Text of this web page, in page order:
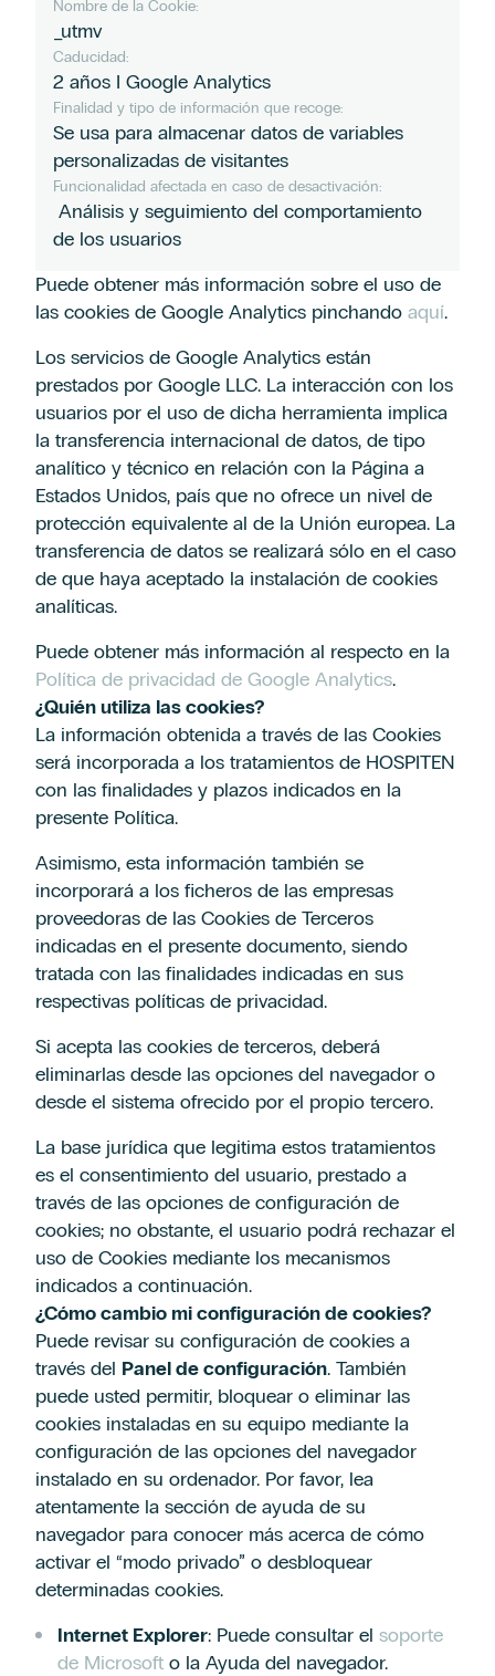
Nombre de la Cookie:
_utmv
Caducidad:
2 años I Google Analytics
Finalidad y tipo de información que recoge:
Se usa para almacenar datos de variables
personalizadas de visitantes
Funcionalidad afectada en caso de desactivación:
Análisis y seguimiento del comportamiento
de los usuarios
Puede obtener más información sobre el uso de
las cookies de Google Analytics pinchando aquí.
Los servicios de Google Analytics están
prestados por Google LLC. La interacción con los
usuarios por el uso de dicha herramienta implica
la transferencia internacional de datos, de tipo
analítico y técnico en relación con la Página a
Estados Unidos, país que no ofrece un nivel de
protección equivalente al de la Unión europea. La
transferencia de datos se realizará sólo en el caso
de que haya aceptado la instalación de cookies
analíticas.
Puede obtener más información al respecto en la
Política de privacidad de Google Analytics.
¿Quién utiliza las cookies?
La información obtenida a través de las Cookies
será incorporada a los tratamientos de HOSPITEN
con las finalidades y plazos indicados en la
presente Política.
Asimismo, esta información también se
incorporará a los ficheros de las empresas
proveedoras de las Cookies de Terceros
indicadas en el presente documento, siendo
tratada con las finalidades indicadas en sus
respectivas políticas de privacidad.
Si acepta las cookies de terceros, deberá
eliminarlas desde las opciones del navegador o
desde el sistema ofrecido por el propio tercero.
La base jurídica que legitima estos tratamientos
es el consentimiento del usuario, prestado a
través de las opciones de configuración de
cookies; no obstante, el usuario podrá rechazar el
uso de Cookies mediante los mecanismos
indicados a continuación.
¿Cómo cambio mi configuración de cookies?
Puede revisar su configuración de cookies a
través del Panel de configuración. También
puede usted permitir, bloquear o eliminar las
cookies instaladas en su equipo mediante la
configuración de las opciones del navegador
instalado en su ordenador. Por favor, lea
atentamente la sección de ayuda de su
navegador para conocer más acerca de cómo
activar el “modo privado” o desbloquear
determinadas cookies.
Internet Explorer: Puede consultar el soporte
de Microsoft o la Ayuda del navegador.